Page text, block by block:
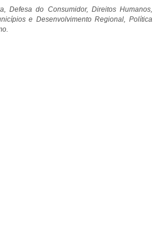
Defesa do Consumidor, Direitos Humanos,
e Desenvolvimento Regional, Política